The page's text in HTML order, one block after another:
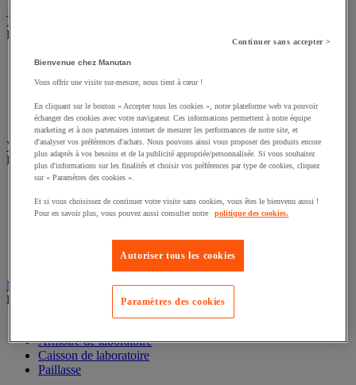
Tapis, dalle et caillebotis industriel
Découvrez ce groupe de produits
Accessoires tapis et caillebotis
Tapis antistatique ESD et isolant
Tapis agroalimentaire et de propreté
Dalle et tapis industriel anti-fatigue
Caillebotis industriel
Ventilation
Découvrez ce groupe de produits
Accessoires pour système de ventilation
Hotte et caisson d'aspiration
Raccord et gaine de ventilation
Extracteur de fumée
Mobilier de laboratoire
Découvrez ce groupe de produits
Armoire de laboratoire
Caisson de laboratoire
Paillasse
Continuer sans accepter >
Bienvenue chez Manutan
Vous offrir une visite sur-mesure, nous tient à cœur !
En cliquant sur le bouton « Accepter tous les cookies », notre plateforme web va pouvoir
échanger des cookies avec votre navigateur. Ces informations permettent à notre équipe
marketing et à nos partenaires internet de mesurer les performances de notre site, et
d'analyser vos préférences d'achats. Nous pouvons ainsi vous proposer des produits encore
plus adaptés à vos besoins et de la publicité appropriée/personnalisée. Si vous souhaitez
plus d'informations sur les finalités et choisir vos préférences par type de cookies, cliquez
sur « Paramètres des cookies ».
Et si vous choisissez de continuer votre visite sans cookies, vous êtes le bienvenu aussi !
Pour en savoir plus, vous pouvez aussi consulter notre politique des cookies.
Autoriser tous les cookies
Paramètres des cookies